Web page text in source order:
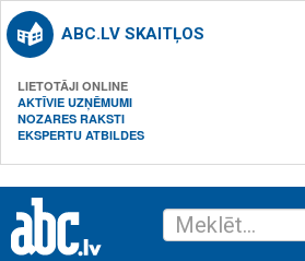
ABC.LV SKAITĻOS
LIETOTĀJI ONLINE
AKTĪVIE UZŅĒMUMI
NOZARES RAKSTI
EKSPERTU ATBILDES